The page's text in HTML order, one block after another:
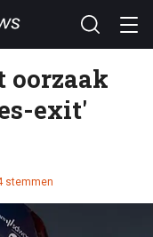
oorzaak
exit'
stemmen